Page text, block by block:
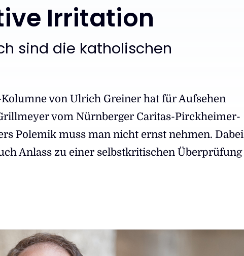
Irritation
sind die katholischen
von Ulrich Greiner hat für Aufsehen
vom Nürnberger Caritas-Pirckheimer-
Polemik muss man nicht ernst nehmen. Dabei
Anlass zu einer selbstkritischen Überprüfung